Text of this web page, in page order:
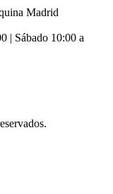
Madrid
| Sábado 10:00 a